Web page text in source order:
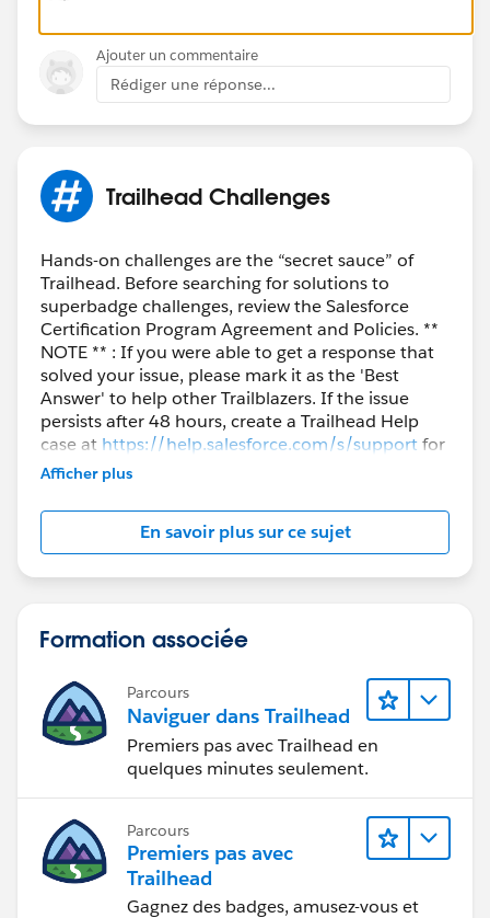
Ajouter un commentaire
Rédiger une réponse...
Trailhead Challenges
Hands-on challenges are the “secret sauce” of
Trailhead. Before searching for solutions to
superbadge challenges, review the Salesforce
Certification Program Agreement and Policies. **
NOTE ** : If you were able to get a response that
solved your issue, please mark it as the 'Best
Answer' to help other Trailblazers. If the issue
persists after 48 hours, create a Trailhead Help
case at https://help.salesforce.com/s/supportfor
further assistance.
Afficher plus
En savoir plus sur ce sujet
Formation associée
Parcours
Naviguer dans Trailhead
Premiers pas avec Trailhead en
quelques minutes seulement.
Parcours
Premiers pas avec
Trailhead
Gagnez des badges, amusez-vous et